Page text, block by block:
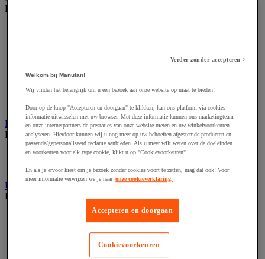
Bekijk de hele productgroep
Fotocamera, videocamera en verrekijker
Professionele audio en geluidsopname
Studioverlichting en accessoires
Tv, dvd-speler en Blu-ray
Bewegwijzering en aanduidingsborden
Bekijk de hele productgroep
Deurnaambord
Folderrek en -houder
Bekijk de hele productgroep
Tafel folderstandaard
Verder zonder accepteren >
Welkom bij Manutan!
Wij vinden het belangrijk om u een bezoek aan onze website op maat te bieden!
Door op de knop "Accepteren en doorgaan" te klikken, kan ons platform via cookies
informatie uitwisselen met uw browser. Met deze informatie kunnen ons marketingteam
en onze internetpartners de prestaties van onze website meten en uw winkelvoorkeuren
analyseren. Hierdoor kunnen wij u nog meer op uw behoeften afgestemde producten en
passende/gepersonaliseerd reclame aanbieden. Als u meer wilt weten over de doeleinden
en voorkeuren voor elk type cookie, klikt u op "Cookievoorkeuren".
En als je ervoor kiest om je bezoek zonder cookies voort te zetten, mag dat ook! Voor
meer informatie verwijzen we je naar onze cookieverklaring.
Accepteren en doorgaan
Cookievoorkeuren